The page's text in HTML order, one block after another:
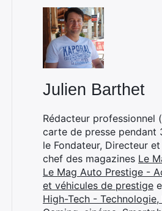
Julien Barthet
Rédacteur professionnel
carte de presse pendant
le Fondateur, Directeur
chef des magazines Le
Le Mag Auto Prestige -
et véhicules de prestige
High-Tech - Technologie,